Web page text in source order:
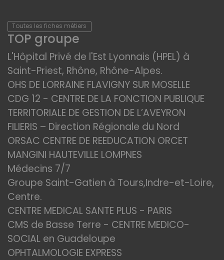
Toutes les fiches métiers
TOP groupe
L'Hôpital Privé de l'Est Lyonnais (HPEL) à
Saint-Priest, Rhône, Rhône-Alpes.
OHS DE LORRAINE FLAVIGNY SUR MOSELLE
CDG 12 - CENTRE DE LA FONCTION PUBLIQUE
TERRITORIALE DE GESTION DE L’AVEYRON
FILIERIS – Direction Régionale du Nord
ORSAC CENTRE DE REEDUCATION ORCET
MANGINI HAUTEVILLE LOMPNES
Médecins 7/7
Groupe Saint-Gatien à Tours,Indre-et-Loire,
Centre.
CENTRE MEDICAL SANTE PLUS - PARIS
CMS de Basse Terre - CENTRE MEDICO-
SOCIAL en Guadeloupe
OPHTALMOLOGIE EXPRESS